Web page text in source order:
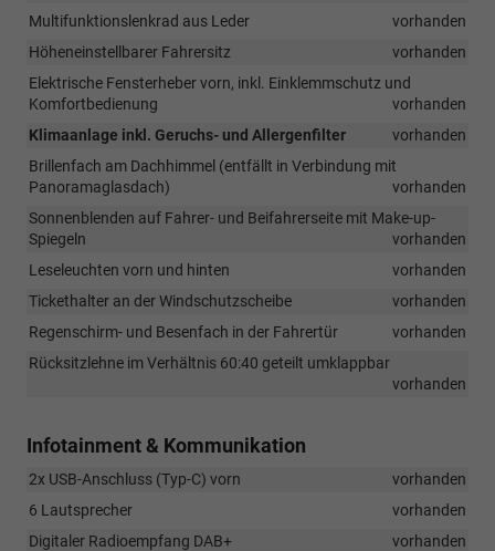
Multifunktionslenkrad aus Leder
vorhanden
Höheneinstellbarer Fahrersitz
vorhanden
Elektrische Fensterheber vorn, inkl. Einklemmschutz und
Komfortbedienung
vorhanden
Klimaanlage inkl. Geruchs- und Allergenfilter
vorhanden
Brillenfach am Dachhimmel (entfällt in Verbindung mit
Panoramaglasdach)
vorhanden
Sonnenblenden auf Fahrer- und Beifahrerseite mit Make-up-
Spiegeln
vorhanden
Leseleuchten vorn und hinten
vorhanden
Tickethalter an der Windschutzscheibe
vorhanden
Regenschirm- und Besenfach in der Fahrertür
vorhanden
Rücksitzlehne im Verhältnis 60:40 geteilt umklappbar
vorhanden
Infotainment & Kommunikation
2x USB-Anschluss (Typ-C) vorn
vorhanden
6 Lautsprecher
vorhanden
Digitaler Radioempfang DAB+
vorhanden